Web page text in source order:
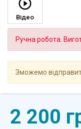
Відео
Ручна робота.
Зможемо
2 200